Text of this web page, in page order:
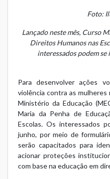
Foto:
Lançado neste mês, Curso
Direitos Humanos nas
interessados podem
Para desenvolver ações
violência contra as
Ministério da Educação
Maria da Penha de
Escolas. Os interessados
junho, por meio de
serão capacitados para
acionar proteções
com base na educação em